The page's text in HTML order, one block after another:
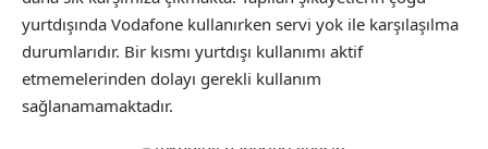
yurtdışında Vodafone kullanırken servi yok ile karşılaşılma
durumlarıdır. Bir kısmı yurtdışı kullanımı aktif
etmemelerinden dolayı gerekli kullanım
sağlanamamaktadır.